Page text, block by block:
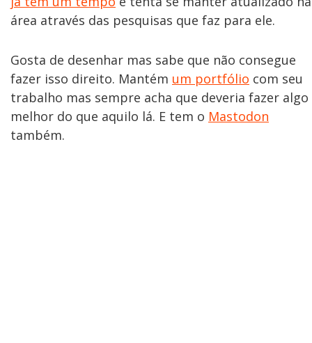
área através das pesquisas que faz para ele.
Gosta de desenhar mas sabe que não consegue
fazer isso direito. Mantém um portfólio com seu
trabalho mas sempre acha que deveria fazer algo
melhor do que aquilo lá. E tem o Mastodon
também.